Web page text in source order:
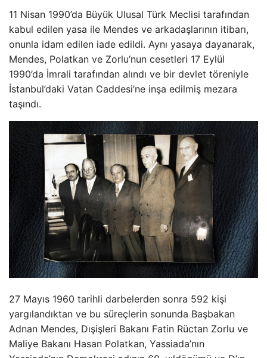
11 Nisan 1990’da Büyük Ulusal Türk Meclisi tarafından
kabul edilen yasa ile Mendes ve arkadaşlarının itibarı,
onunla idam edilen iade edildi. Aynı yasaya dayanarak,
Mendes, Polatkan ve Zorlu’nun cesetleri 17 Eylül
1990’da İmrali tarafından alındı ​​ve bir devlet töreniyle
İstanbul’daki Vatan Caddesi’ne inşa edilmiş mezara
taşındı.
27 Mayıs 1960 tarihli darbelerden sonra 592 kişi
yargılandıktan ve bu süreçlerin sonunda Başbakan
Adnan Mendes, Dışişleri Bakanı Fatin Rüctan Zorlu ve
Maliye Bakanı Hasan Polatkan, Yassiada’nın